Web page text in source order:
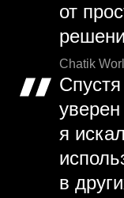
от
Chatik
я
в